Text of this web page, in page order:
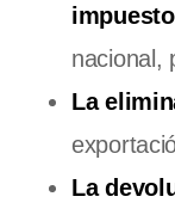
nacional,
La
La